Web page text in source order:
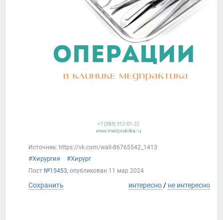
Источник: https://vk.com/wall-86765542_1413
#Хирургия #Хирург
Пост №15453, опубликован 11 мар 2024
Сохранить интересно/ не интересно